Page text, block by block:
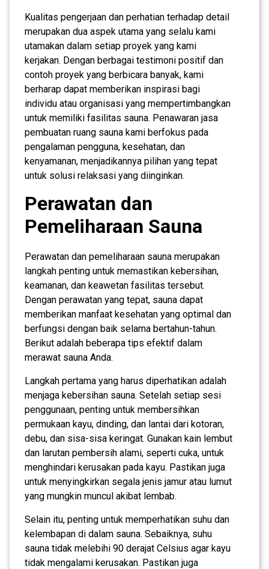
Kualitas pengerjaan dan perhatian terhadap detail
merupakan dua aspek utama yang selalu kami
utamakan dalam setiap proyek yang kami
kerjakan. Dengan berbagai testimoni positif dan
contoh proyek yang berbicara banyak, kami
berharap dapat memberikan inspirasi bagi
individu atau organisasi yang mempertimbangkan
untuk memiliki fasilitas sauna. Penawaran jasa
pembuatan ruang sauna kami berfokus pada
pengalaman pengguna, kesehatan, dan
kenyamanan, menjadikannya pilihan yang tepat
untuk solusi relaksasi yang diinginkan.
Perawatan dan
Pemeliharaan Sauna
Perawatan dan pemeliharaan sauna merupakan
langkah penting untuk memastikan kebersihan,
keamanan, dan keawetan fasilitas tersebut.
Dengan perawatan yang tepat, sauna dapat
memberikan manfaat kesehatan yang optimal dan
berfungsi dengan baik selama bertahun-tahun.
Berikut adalah beberapa tips efektif dalam
merawat sauna Anda.
Langkah pertama yang harus diperhatikan adalah
menjaga kebersihan sauna. Setelah setiap sesi
penggunaan, penting untuk membersihkan
permukaan kayu, dinding, dan lantai dari kotoran,
debu, dan sisa-sisa keringat. Gunakan kain lembut
dan larutan pembersih alami, seperti cuka, untuk
menghindari kerusakan pada kayu. Pastikan juga
untuk menyingkirkan segala jenis jamur atau lumut
yang mungkin muncul akibat lembab.
Selain itu, penting untuk memperhatikan suhu dan
kelembapan di dalam sauna. Sebaiknya, suhu
sauna tidak melebihi 90 derajat Celsius agar kayu
tidak mengalami kerusakan. Pastikan juga